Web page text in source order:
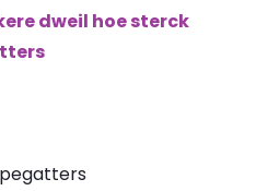
dweil hoe sterck